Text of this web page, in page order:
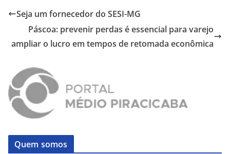
Seja um fornecedor do SESI-MG
Páscoa: prevenir perdas é essencial para varejo
ampliar o lucro em tempos de retomada econômica
Quem somos